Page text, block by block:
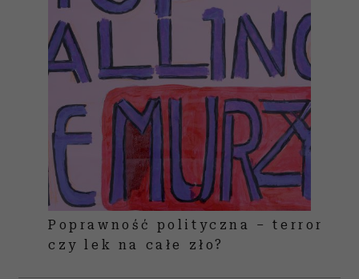
Poprawność polityczna – terror
czy lek na całe zło?